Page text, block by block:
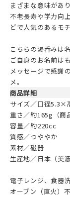
まざまな意味があり
不老長寿や学力向
どで人気のあるモチ
こちらの湯呑みは
ご自身のお名前は
メッセージで感謝
メ。
商品詳細
サイズ／口径5.3×
重さ／約165g（商
容量／約220cc
質感／つややか
素材／磁器
生産地／日本（美濃
電子レンジ、食器
オーブン（直火）